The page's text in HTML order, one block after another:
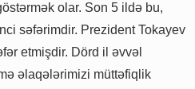
olar. Son 5 ildə bu,
səfərimdir. Prezident Tokayev
etmişdir. Dörd il əvvəl
əlaqələrimizi müttəfiqlik